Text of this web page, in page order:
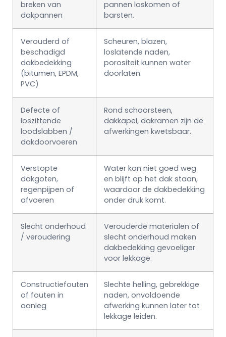
breken van
dakpannen
pannen loskomen of
barsten.
Verouderd of
beschadigd
dakbedekking
(bitumen, EPDM,
PVC)
Scheuren, blazen,
loslatende naden,
porositeit kunnen water
doorlaten.
Defecte of
loszittende
loodslabben /
dakdoorvoeren
Rond schoorsteen,
dakkapel, dakramen zijn de
afwerkingen kwetsbaar.
Verstopte
dakgoten,
regenpijpen of
afvoeren
Water kan niet goed weg
en blijft op het dak staan,
waardoor de dakbedekking
onder druk komt.
Slecht onderhoud
/ veroudering
Verouderde materialen of
slecht onderhoud maken
dakbedekking gevoeliger
voor lekkage.
Constructiefouten
of fouten in
aanleg
Slechte helling, gebrekkige
naden, onvoldoende
afwerking kunnen later tot
lekkage leiden.